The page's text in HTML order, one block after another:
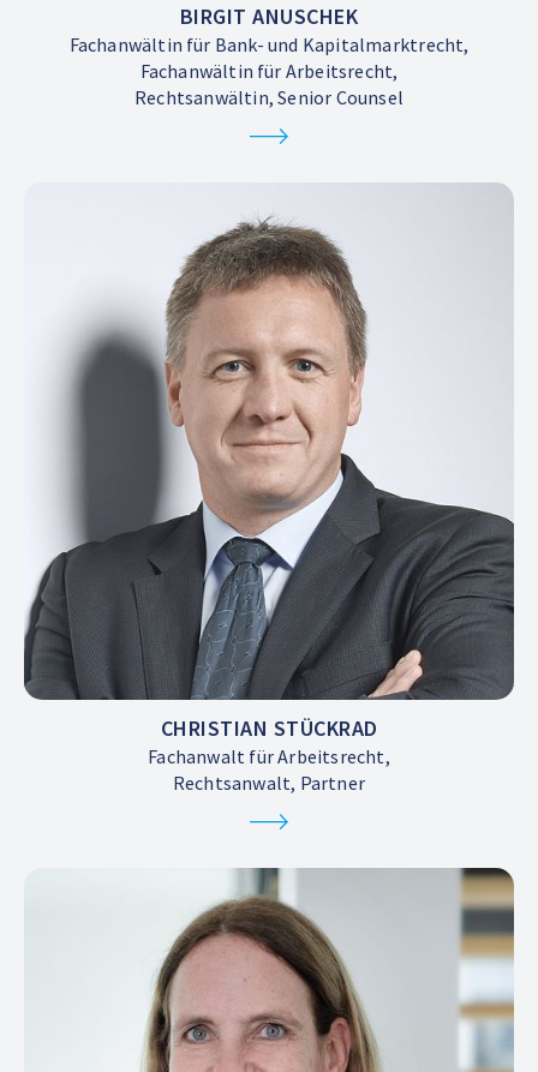
BIRGIT ANUSCHEK
Fachanwältin für Bank- und Kapitalmarktrecht,
Fachanwältin für Arbeitsrecht,
Rechtsanwältin, Senior Counsel
CHRISTIAN STÜCKRAD
Fachanwalt für Arbeitsrecht,
Rechtsanwalt, Partner